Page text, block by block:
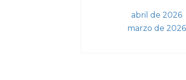
abril de 2026
marzo de 2026